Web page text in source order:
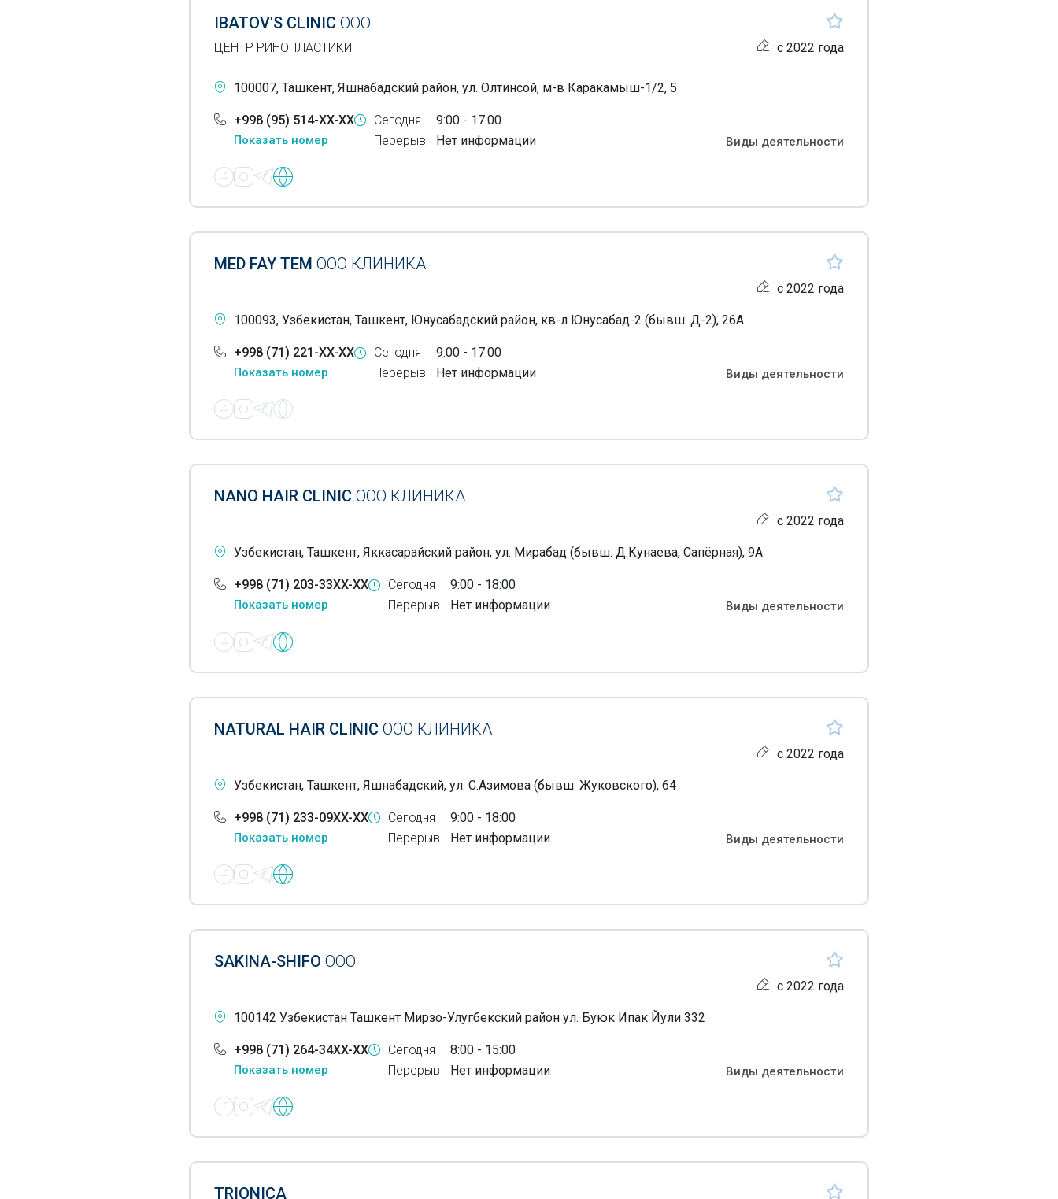
IBATOV'S CLINIC ООО
ЦЕНТР РИНОПЛАСТИКИ с 2022 года
100007, Ташкент, Яшнабадский район, ул. Олтинсой, м-в Каракамыш-1/2, 5
+998 (95) 514-XX-XX
Показать номер
Сегодня
Перерыв
9:00 - 17:00
Нет информации
Виды деятельности
MED FAY TEM ООО КЛИНИКА
с 2022 года
100093, Узбекистан, Ташкент, Юнусабадский район, кв-л Юнусабад-2 (бывш. Д-2), 26А
+998 (71) 221-XX-XX
Показать номер
Сегодня
Перерыв
9:00 - 17:00
Нет информации
Виды деятельности
NANO HAIR CLINIC ООО КЛИНИКА
с 2022 года
Узбекистан, Ташкент, Яккасарайский район, ул. Мирабад (бывш. Д.Кунаева, Сапёрная), 9А
+998 (71) 203-33XX-XX
Показать номер
Сегодня
Перерыв
9:00 - 18:00
Нет информации
Виды деятельности
NATURAL HAIR CLINIC ООО КЛИНИКА
с 2022 года
Узбекистан, Ташкент, Яшнабадский, ул. С.Азимова (бывш. Жуковского), 64
+998 (71) 233-09XX-XX
Показать номер
Сегодня
Перерыв
9:00 - 18:00
Нет информации
Виды деятельности
SAKINA-SHIFO ООО
с 2022 года
100142 Узбекистан Ташкент Мирзо-Улугбекский район ул. Буюк Ипак Йули 332
+998 (71) 264-34XX-XX
Показать номер
Сегодня
Перерыв
8:00 - 15:00
Нет информации
Виды деятельности
TRIONICA